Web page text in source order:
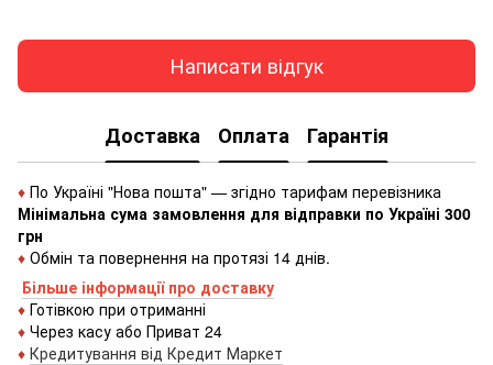
Написати відгук
Доставка Оплата Гарантія
♦ По Україні "Нова пошта" — згідно тарифам перевізника
Мінімальна сума замовлення для відправки по Україні 300
грн
♦ Обмін та повернення на протязі 14 днів.
Більше інформації про доставку
♦ Готівкою при отриманні
♦ Через касу або Приват 24
♦ Кредитування від Кредит Маркет